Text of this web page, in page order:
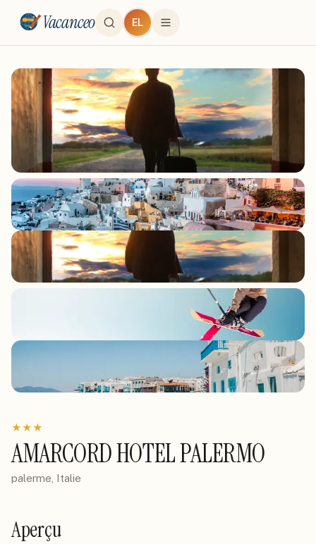
Vacanceo EL
★★★
AMARCORD HOTEL PALERMO
palerme, Italie
Aperçu